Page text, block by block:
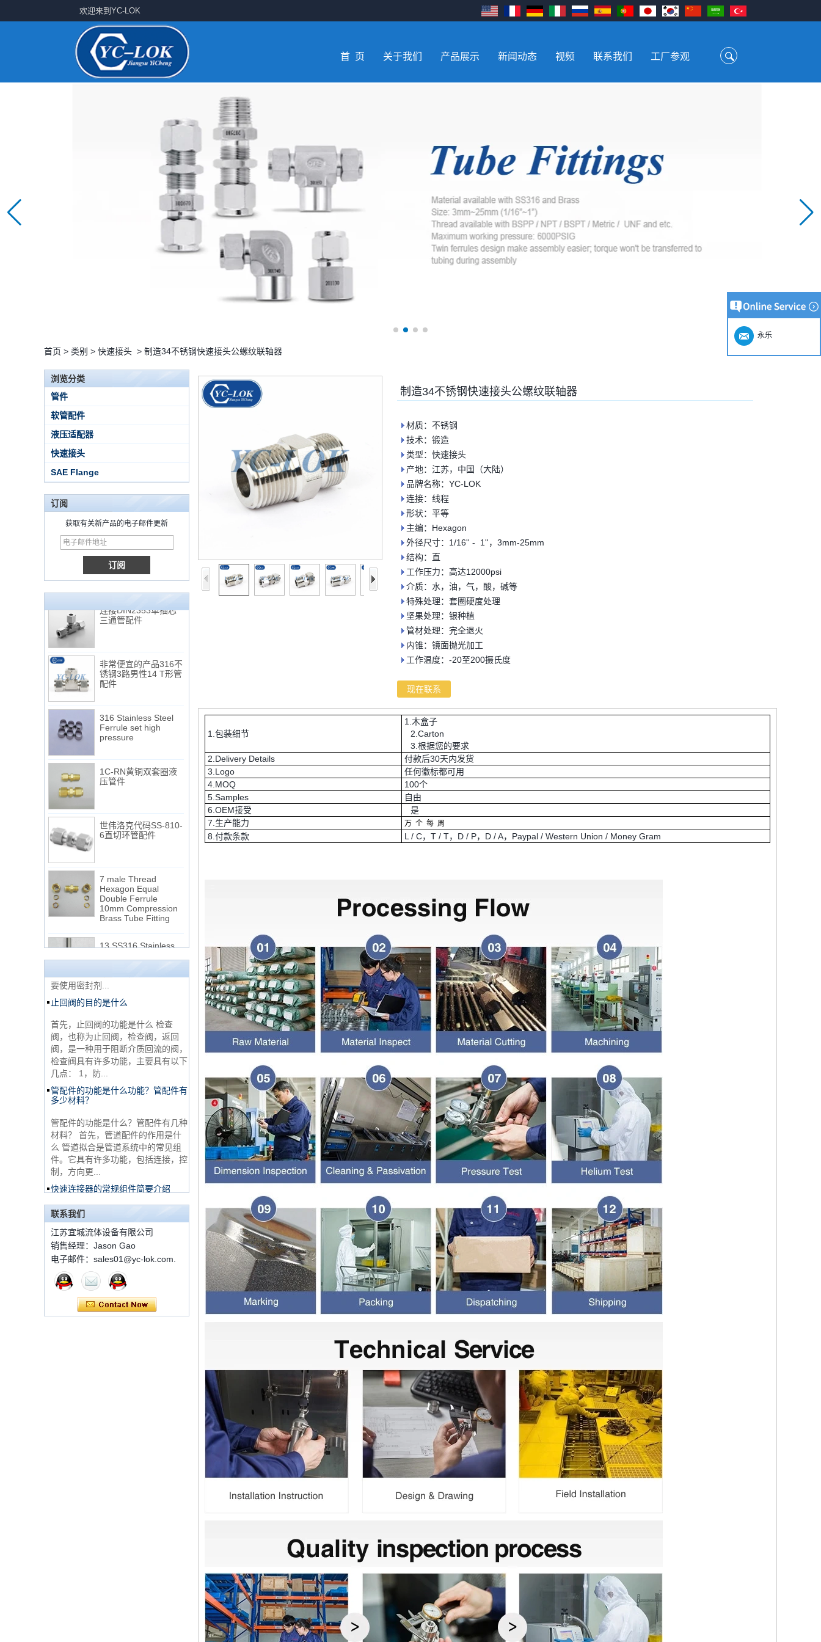
欢迎来到YC-LOK
首 页 关于我们 产品展示 新闻动态 视频 联系我们 工厂参观
首页 > 类别 > 快速接头 > 制造34不锈钢快速接头公螺纹联轴器
浏览分类
管件
软管配件
液压适配器
快速接头
SAE Flange
订阅
获取有关新产品的电子邮件更新
15 Stainless Steel
Double Ferrules Inch
Tube 12 to NPT 12
Male Connector
连接DIN2353单插芯
锈钢3路男性14 T形管
配件
pressure
6直切环管配件
Double Ferrule
10mm Compression
Brass Tube Fitting
Steel Double Ferrules
Elbow Unions Metric
Tube 2mm to 38mm
15 Stainless Steel
Double Ferrules Inch
Tube 12 to NPT 12
连接DIN2353单插芯
三通管配件
配件
316 Stainless Steel
Ferrule set high
pressure
1C-RN黄铜双套圈液
世伟洛克代码SS-810-
6直切环管配件
7 male Thread
NPT线程和NPTF线程之间的区别
1. NPT和NPTF螺纹是美国最常用的
锥形管螺纹，用于应用，从电管和扶
手到运输气体或腐蚀性液体的高压
线。NPT用于机械或低压气体以及需
止回阀的目的是什么
首先，止回阀的功能是什么 检查
阀，也称为止回阀，检查阀，返回
阀，是一种用于阻断介质回流的阀，
检查阀具有许多功能，主要具有以下
几点： 1，防...
管配件的功能是什么功能？管配件有
多少材料？
管配件的功能是什么？管配件有几种
材料？ 首先，管道配件的作用是什
么 管道拟合是管道系统中的常见组
件。它具有许多功能，包括连接，控
制，方向更...
快速连接器的常规组件简要介绍
ISO 7241 A＆B 1。申请：将用于建
筑设备，林业设备，农业机械，机油
工具，油设备钢米尔马克尼厂以及其
他苛刻的液压应用的Provendesign
带来。 2。 ...
套圈接头的安装方法
套圈接头的安装方法 1.锯一条适当
长度的无缝钢管，以去除端口上的毛
刺。管道的端面应垂直于轴线，并且
联系我们
江苏宜城流体设备有限公司
销售经理：Jason Gao
电子邮件：sales01@yc-lok.com.
制造34不锈钢快速接头公螺纹联轴器
材质：不锈钢
技术：锻造
类型：快速接头
产地：江苏，中国（大陆）
品牌名称：YC-LOK
连接：线程
形状：平等
主编：Hexagon
外径尺寸：1/16'' - 1''，3mm-25mm
结构：直
工作压力：高达12000psi
介质：水，油，气，酸，碱等
特殊处理：套圈硬度处理
坚果处理：银种植
管材处理：完全退火
内锥：镜面抛光加工
工作温度：-20至200摄氏度
现在联系
1.包装细节
1.木盒子
2.Carton
3.根据您的要求
2.Delivery Details
付款后30天内发货
3.Logo
任何徽标都可用
4.MOQ
100个
5.Samples
自由
6.OEM接受
是
7.生产能力
万 个 每 周
8.付款条款 L / C，T / T，D / P，D / A，Paypal / Western Union / Money Gram
永乐